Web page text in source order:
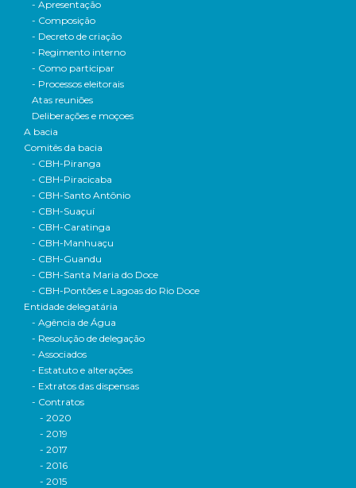
- Apresentação
- Composição
- Decreto de criação
- Regimento interno
- Como participar
- Processos eleitorais
Atas reuniões
Deliberações e moçoes
A bacia
Comitês da bacia
- CBH-Piranga
- CBH-Piracicaba
- CBH-Santo Antônio
- CBH-Suaçuí
- CBH-Caratinga
- CBH-Manhuaçu
- CBH-Guandu
- CBH-Santa Maria do Doce
- CBH-Pontões e Lagoas do Rio Doce
Entidade delegatária
- Agência de Água
- Resolução de delegação
- Associados
- Estatuto e alterações
- Extratos das dispensas
- Contratos
- 2020
- 2019
- 2017
- 2016
- 2015